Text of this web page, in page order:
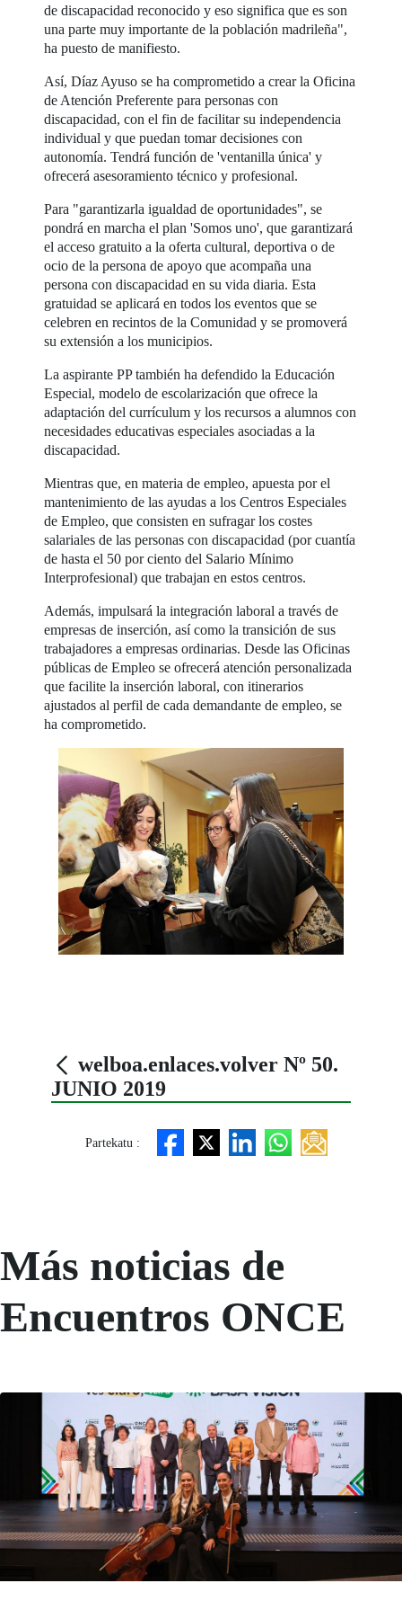
de discapacidad reconocido y eso significa que es son
una parte muy importante de la población madrileña",
ha puesto de manifiesto.
Así, Díaz Ayuso se ha comprometido a crear la Oficina
de Atención Preferente para personas con
discapacidad, con el fin de facilitar su independencia
individual y que puedan tomar decisiones con
autonomía. Tendrá función de 'ventanilla única' y
ofrecerá asesoramiento técnico y profesional.
Para "garantizarla igualdad de oportunidades", se
pondrá en marcha el plan 'Somos uno', que garantizará
el acceso gratuito a la oferta cultural, deportiva o de
ocio de la persona de apoyo que acompaña una
persona con discapacidad en su vida diaria. Esta
gratuidad se aplicará en todos los eventos que se
celebren en recintos de la Comunidad y se promoverá
su extensión a los municipios.
La aspirante PP también ha defendido la Educación
Especial, modelo de escolarización que ofrece la
adaptación del currículum y los recursos a alumnos con
necesidades educativas especiales asociadas a la
discapacidad.
Mientras que, en materia de empleo, apuesta por el
mantenimiento de las ayudas a los Centros Especiales
de Empleo, que consisten en sufragar los costes
salariales de las personas con discapacidad (por cuantía
de hasta el 50 por ciento del Salario Mínimo
Interprofesional) que trabajan en estos centros.
Además, impulsará la integración laboral a través de
empresas de inserción, así como la transición de sus
trabajadores a empresas ordinarias. Desde las Oficinas
públicas de Empleo se ofrecerá atención personalizada
que facilite la inserción laboral, con itinerarios
ajustados al perfil de cada demandante de empleo, se
ha comprometido.
welboa.enlaces.volver Nº 50.
JUNIO 2019
Partekatu :
Más noticias de
Encuentros ONCE